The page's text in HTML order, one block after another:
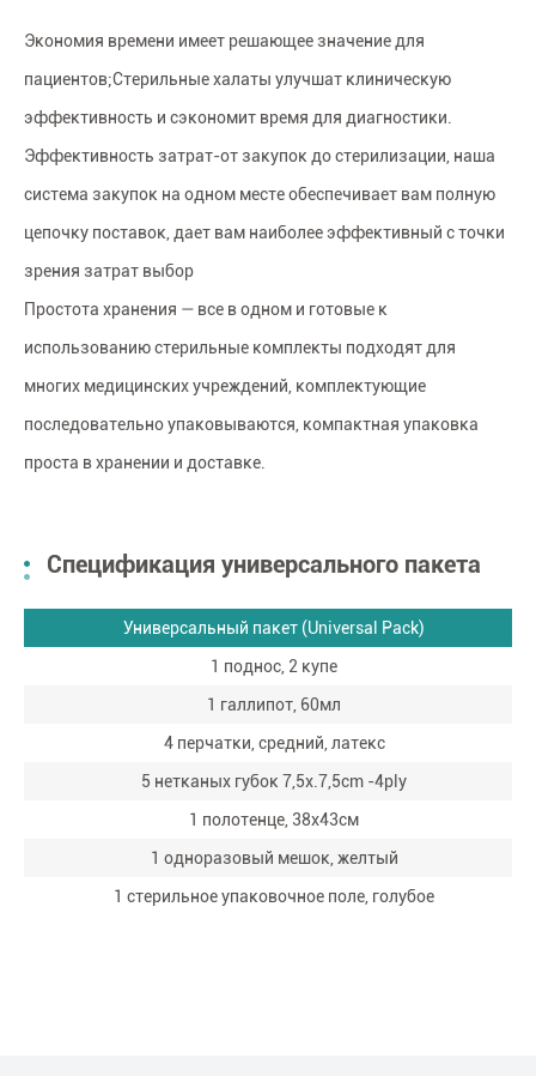
Экономия времени имеет решающее значение для
пациентов;Стерильные халаты улучшат клиническую
эффективность и сэкономит время для диагностики.
Эффективность затрат-от закупок до стерилизации, наша
система закупок на одном месте обеспечивает вам полную
цепочку поставок, дает вам наиболее эффективный с точки
зрения затрат выбор
Простота хранения — все в одном и готовые к
использованию стерильные комплекты подходят для
многих медицинских учреждений, комплектующие
последовательно упаковываются, компактная упаковка
проста в хранении и доставке.
Спецификация универсального пакета
Универсальный пакет (Universal Pack)
1 поднос, 2 купе
1 галлипот, 60мл
4 перчатки, средний, латекс
5 нетканых губок 7,5x.7,5cm -4ply
1 полотенце, 38х43см
1 одноразовый мешок, желтый
1 стерильное упаковочное поле, голубое